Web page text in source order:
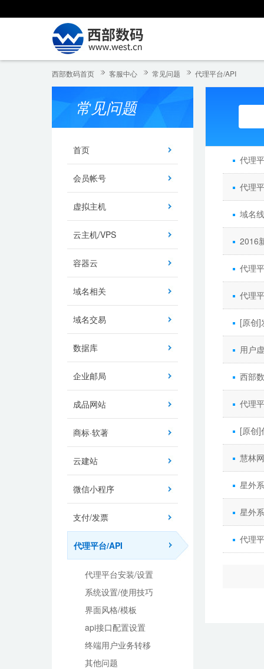
西部数码首页 客服中心 常见问题 代理平台/API
常见问题
首页
会员帐号
虚拟主机
云主机/VPS
容器云
域名相关
域名交易
数据库
企业邮局
成品网站
商标·软著
云建站
微信小程序
支付/发票
代理平台/API
代理平台安装/设置
系统设置/使用技巧
界面风格/模板
api接口配置设置
终端用户业务转移
其他问题
代理
代理
域名
2016
代理
代理
[原创]
用户
西部
代理
[原创]
慧林
星外
星外
代理